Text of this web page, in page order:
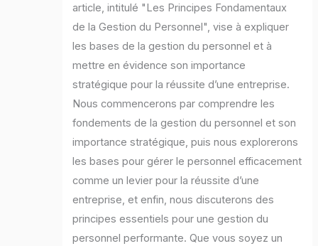
article, intitulé "Les Principes Fondamentaux
de la Gestion du Personnel", vise à expliquer
les bases de la gestion du personnel et à
mettre en évidence son importance
stratégique pour la réussite d’une entreprise.
Nous commencerons par comprendre les
fondements de la gestion du personnel et son
importance stratégique, puis nous explorerons
les bases pour gérer le personnel efficacement
comme un levier pour la réussite d’une
entreprise, et enfin, nous discuterons des
principes essentiels pour une gestion du
personnel performante. Que vous soyez un